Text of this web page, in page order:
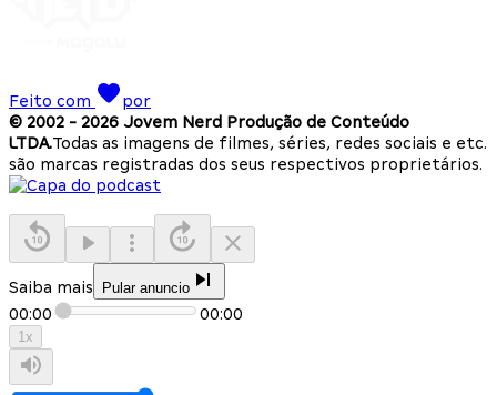
Feito com
por
© 2002 - 2026 Jovem Nerd Produção de Conteúdo
LTDA.Todas as imagens de filmes, séries, redes sociais e etc.
são marcas registradas dos seus respectivos proprietários.
Saiba mais Pular anuncio
00:00 00:00
1x